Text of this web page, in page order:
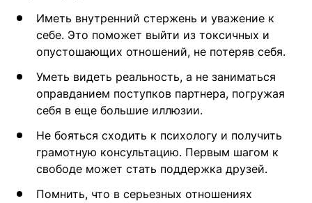
Иметь внутренний стержень и уважение к
себе. Это поможет выйти из токсичных и
опустошающих отношений, не потеряв себя.
Уметь видеть реальность, а не заниматься
оправданием поступков партнера, погружая
себя в еще большие иллюзии.
Не бояться сходить к психологу и получить
грамотную консультацию. Первым шагом к
свободе может стать поддержка друзей.
Помнить, что в серьезных отношениях